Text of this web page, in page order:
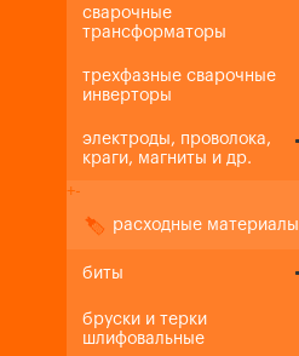
сварочные
трансформаторы
трехфазные сварочные
инверторы
электроды, проволока,
краги, магниты и др.
+-
расходные материалы
биты
бруски и терки
шлифовальные